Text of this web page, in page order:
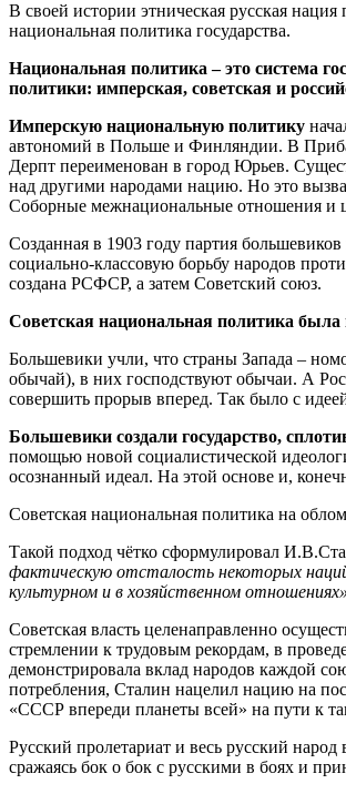
В своей истории этническая русская
национальная политика государства.
Национальная политика – это система
политики: имперская, советская и
Имперскую национальную политику
автономий в Польше и Финляндии. В
Дерпт переименован в город Юрьев.
над другими народами нацию. Но это
Соборные межнациональные отношения и
Созданная в 1903 году партия
социально-классовую борьбу народов
создана РСФСР, а затем Советский союз.
Советская национальная политика была
Большевики учли, что страны Запада –
обычай), в них господствуют обычаи. А
совершить прорыв вперед. Так было с
Большевики создали государство,
помощью новой социалистической
осознанный идеал. На этой основе и,
Советская национальная политика на
Такой подход чётко сформулировал
фактическую отсталость некоторых
культурном и в хозяйственном
Советская власть целенаправленно
стремлении к трудовым рекордам, в
демонстрировала вклад народов каждой
потребления, Сталин нацелил нацию на
«СССР впереди планеты всей» на пути к
Русский пролетариат и весь русский
сражаясь бок о бок с русскими в боях и